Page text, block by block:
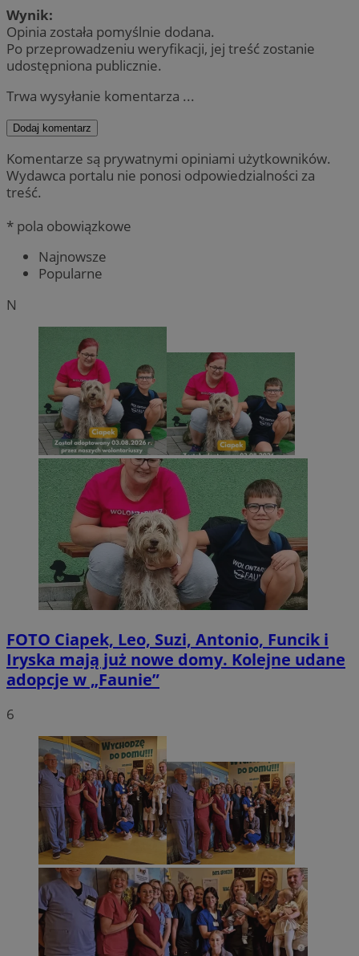
Wynik:
Opinia została pomyślnie dodana.
Po przeprowadzeniu weryfikacji, jej treść zostanie
udostępniona publicznie.
Trwa wysyłanie komentarza ...
Dodaj komentarz
Komentarze są prywatnymi opiniami użytkowników.
Wydawca portalu nie ponosi odpowiedzialności za
treść.
* pola obowiązkowe
Najnowsze
Popularne
N
FOTO Ciapek, Leo, Suzi, Antonio, Funcik i
Iryska mają już nowe domy. Kolejne udane
adopcje w „Faunie”
6